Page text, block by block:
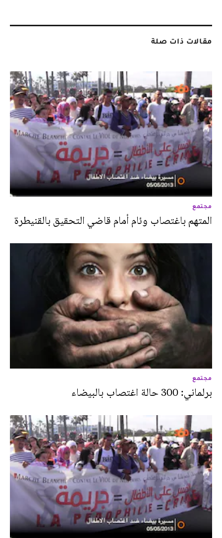
مقالات ذات صلة
مجتمع
المتهم باغتصاب وئام أمام قاضي التحقيق بالقنيطرة
مجتمع
برلماني: 300 حالة اغتصاب بالبيضاء